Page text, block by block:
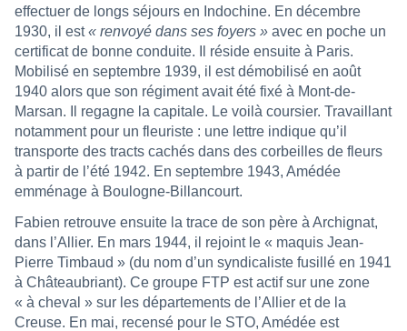
effectuer de longs séjours en Indochine. En décembre
1930, il est« renvoyé dans ses foyers » avec en poche un
certificat de bonne conduite. Il réside ensuite à Paris.
Mobilisé en septembre 1939, il est démobilisé en août
1940 alors que son régiment avait été fixé à Mont-de-
Marsan. Il regagne la capitale. Le voilà coursier. Travaillant
notamment pour un fleuriste : une lettre indique qu’il
transporte des tracts cachés dans des corbeilles de fleurs
à partir de l’été 1942. En septembre 1943, Amédée
emménage à Boulogne-Billancourt.
Fabien retrouve ensuite la trace de son père à Archignat,
dans l’Allier. En mars 1944, il rejoint le « maquis Jean-
Pierre Timbaud » (du nom d’un syndicaliste fusillé en 1941
à Châteaubriant). Ce groupe FTP est actif sur une zone
« à cheval » sur les départements de l’Allier et de la
Creuse. En mai, recensé pour le STO, Amédée est